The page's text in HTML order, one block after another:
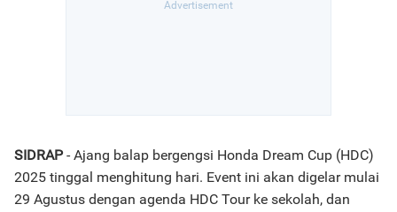
SIDRAP- Ajang balap bergengsi Honda Dream Cup (HDC)
2025 tinggal menghitung hari. Event ini akan digelar mulai
29 Agustus dengan agenda HDC Tour ke sekolah, dan